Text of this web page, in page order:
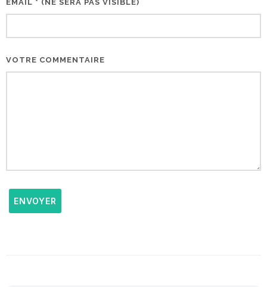
EMAIL * (NE SERA PAS VISIBLE)
VOTRE COMMENTAIRE
ENVOYER